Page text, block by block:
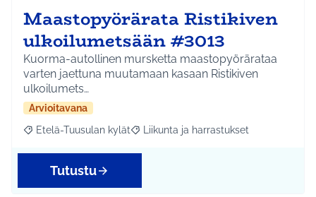
Maastopyörärata Ristikiven
ulkoilumetsään #3013
Kuorma-autollinen mursketta maastopyörärataa
varten jaettuna muutamaan kasaan Ristikiven
ulkoilumets…
Arvioitavana
Rajaa tulokset aihepiirin mukaan: Etelä-Tuusulan kylät
Etelä-Tuusulan kylät Rajaa tulokset teeman mukaan:
Liikunta ja harrastukset
Tutustu